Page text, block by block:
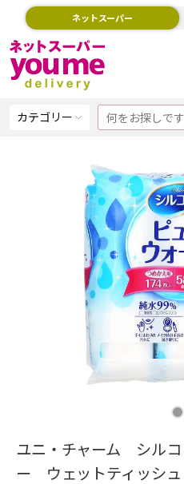
ネットスーパー
カテゴリー
ユニ・チャーム シル
ー ウェットティッシ